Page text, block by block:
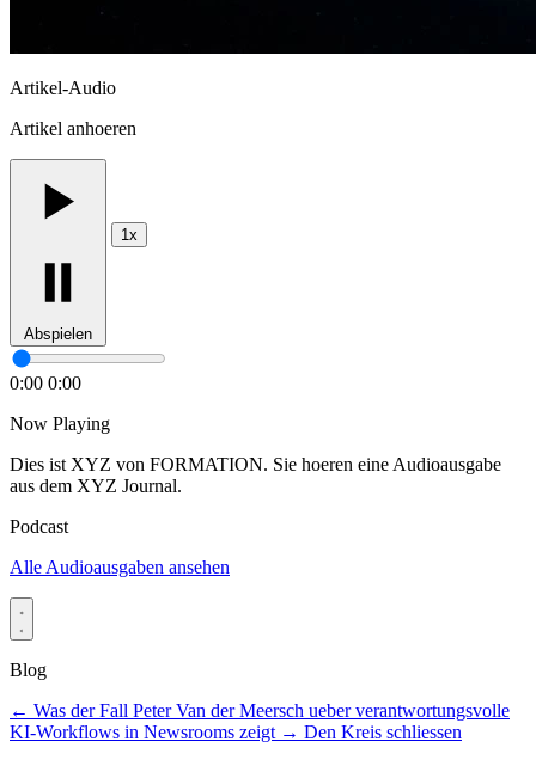
Artikel-Audio
Artikel anhoeren
Abspielen
1x
0:00 0:00
Now Playing
Dies ist XYZ von FORMATION. Sie hoeren eine Audioausgabe
aus dem XYZ Journal.
Podcast
Alle Audioausgaben ansehen
Blog
← Was der Fall Peter Van der Meersch ueber verantwortungsvolle
KI-Workflows in Newsrooms zeigt → Den Kreis schliessen